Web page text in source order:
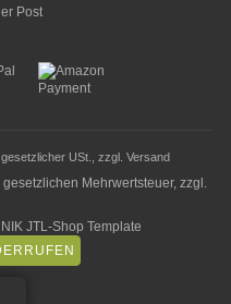
USt., zzgl. Versand
Mehrwertsteuer, zzgl.
JTL-Shop Template